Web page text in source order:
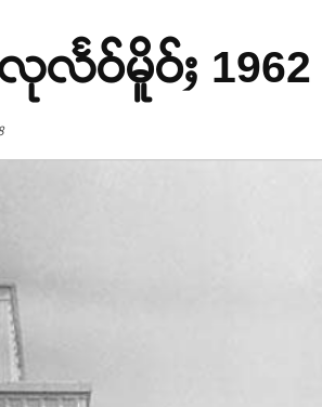
လႅဝ်မိူဝ်ႈ